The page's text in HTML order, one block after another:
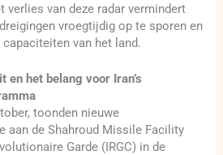
verlies van deze radar vermindert
vroegtijdig op te sporen en
van het land.
het belang voor Iran’s
toonden nieuwe
aan de Shahroud Missile Facility
Garde (IRGC) in de